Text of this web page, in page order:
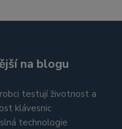
na blogu
testují životnost a
klávesnic
technologie